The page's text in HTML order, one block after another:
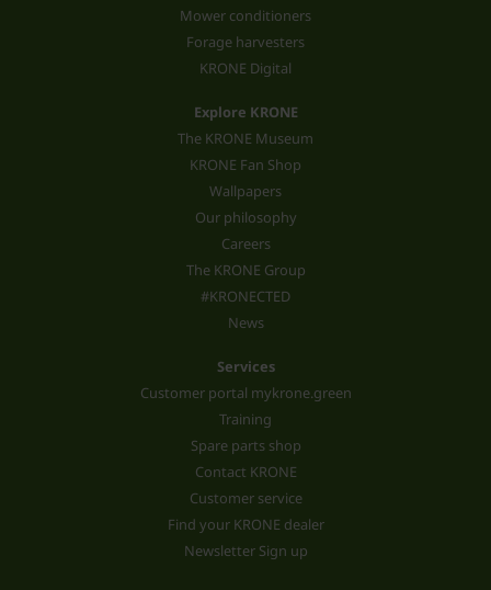
Mower conditioners
Forage harvesters
KRONE Digital
Explore KRONE
The KRONE Museum
KRONE Fan Shop
Wallpapers
Our philosophy
Careers
The KRONE Group
#KRONECTED
News
Services
Customer portal mykrone.green
Training
Spare parts shop
Contact KRONE
Customer service
Find your KRONE dealer
Newsletter Sign up